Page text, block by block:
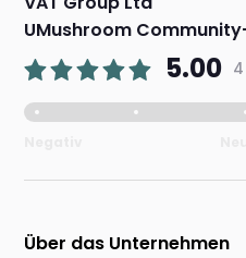
UMushroom
5.00
Über das Unternehmen